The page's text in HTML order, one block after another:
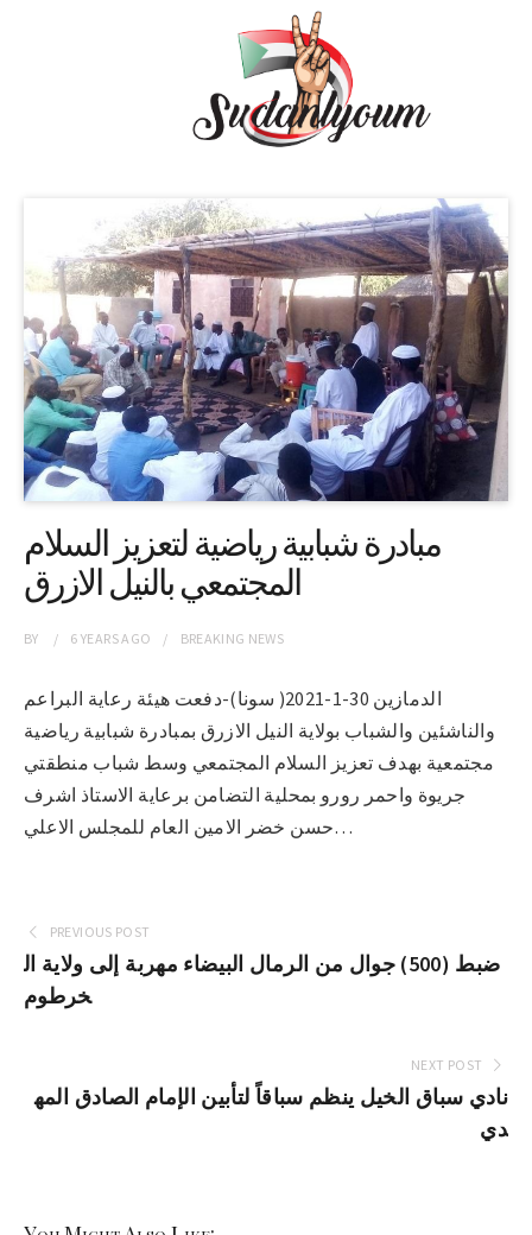
مبادرة شبابية رياضية لتعزيز السلام
المجتمعي بالنيل الازرق
BY 6 YEARSAGO BREAKING NEWS
الدمازين 30-1-2021( سونا)-دفعت هيئة رعاية البراعم
والناشئين والشباب بولاية النيل الازرق بمبادرة شبابية رياضية
مجتمعية بهدف تعزيز السلام المجتمعي وسط شباب منطقتي
جريوة واحمر رورو بمحلية التضامن برعاية الاستاذ اشرف
حسن خضر الامين العام للمجلس الاعلي…
PREVIOUS POST
ضبط (500) جوال من الرمال البيضاء مهربة إلى ولاية ال
خرطوم
NEXT POST
نادي سباق الخيل ينظم سباقاً لتأبين الإمام الصادق المه
دي